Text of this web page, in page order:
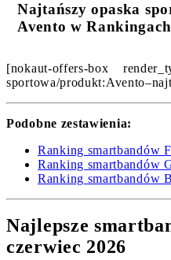
Najtańszy opaska
Avento w
[nokaut-offers-box
sportowa/
Podobne zestawienia:
Ranking smartbandów
Ranking smartbandów
Ranking smartbandów
Najlepsze
czerwiec 2026